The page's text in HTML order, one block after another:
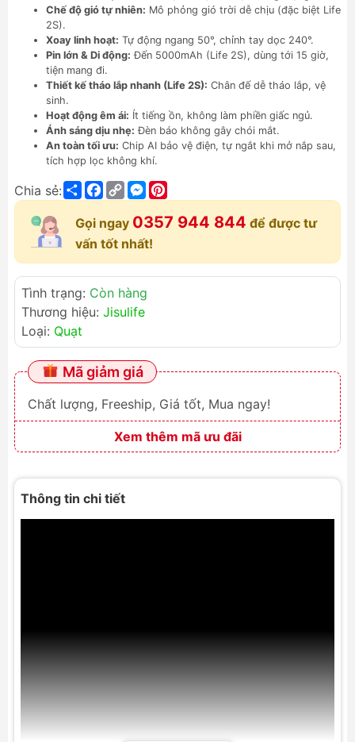
Chế độ gió tự nhiên: Mô phỏng gió trời dễ chịu (đặc biệt Life
2S).
Xoay linh hoạt: Tự động ngang 50°, chỉnh tay dọc 240°.
Pin lớn & Di động: Đến 5000mAh (Life 2S), dùng tới 15 giờ,
tiện mang đi.
Thiết kế tháo lắp nhanh (Life 2S): Chân đế dễ tháo lắp, vệ
sinh.
Hoạt động êm ái: Ít tiếng ồn, không làm phiền giấc ngủ.
Ánh sáng dịu nhẹ: Đèn báo không gây chói mắt.
An toàn tối ưu: Chip AI bảo vệ điện, tự ngắt khi mở nắp sau,
tích hợp lọc không khí.
Chia sẻ: ShareFacebook
Copy
Link
Messenger
Gọi ngay 0357 944 844 để được tư
vấn tốt nhất!
Tình trạng: Còn hàng
Thương hiệu: Jisulife
Loại: Quạt
Mã giảm giá
Chất lượng, Freeship, Giá tốt, Mua ngay!
Xem thêm mã ưu đãi
Thông tin chi tiết